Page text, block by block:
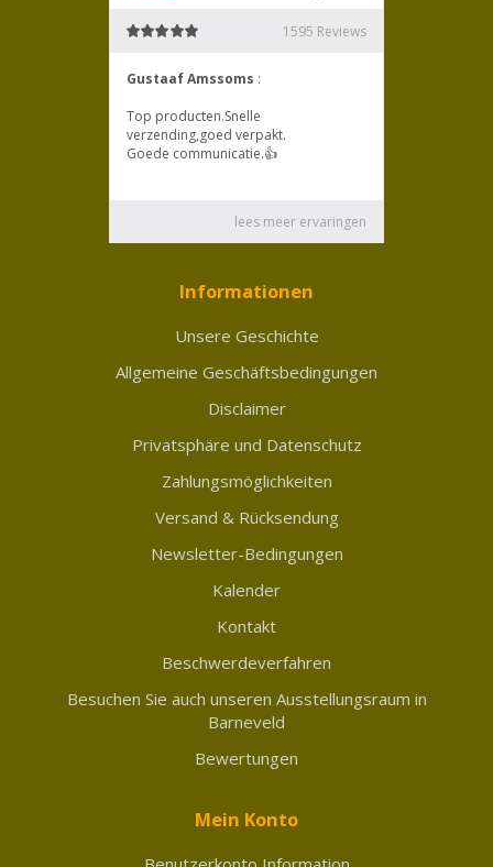
Informationen
Unsere Geschichte
Allgemeine Geschäftsbedingungen
Disclaimer
Privatsphäre und Datenschutz
Zahlungsmöglichkeiten
Versand & Rücksendung
Newsletter-Bedingungen
Kalender
Kontakt
Beschwerdeverfahren
Besuchen Sie auch unseren Ausstellungsraum in
Barneveld
Bewertungen
Mein Konto